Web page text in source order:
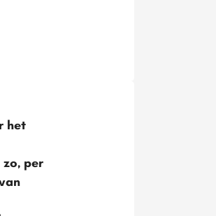
het
per